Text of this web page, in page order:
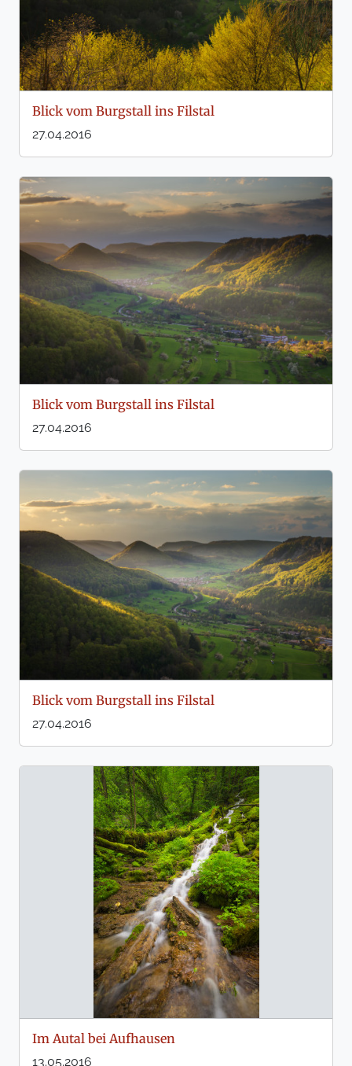
Blick vom Burgstall ins Filstal
27.04.2016
Blick vom Burgstall ins Filstal
27.04.2016
Blick vom Burgstall ins Filstal
27.04.2016
Im Autal bei Aufhausen
13.05.2016